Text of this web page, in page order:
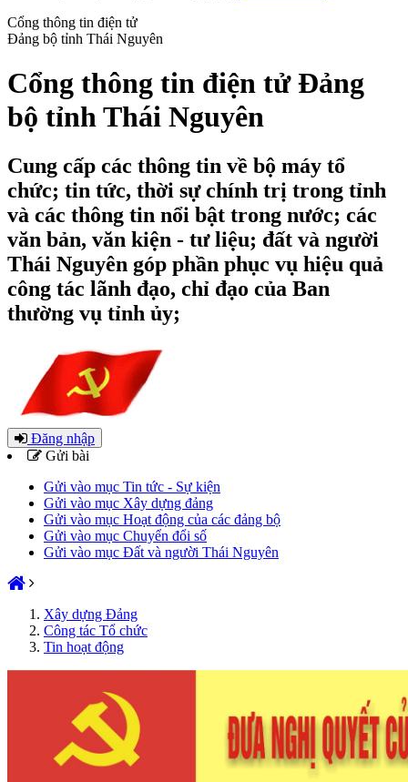
Cổng thông tin điện tử
Đảng bộ tỉnh Thái Nguyên
Cổng thông tin điện tử Đảng
bộ tỉnh Thái Nguyên
Cung cấp các thông tin về bộ máy tổ
chức; tin tức, thời sự chính trị trong tỉnh
và các thông tin nổi bật trong nước; các
văn bản, văn kiện - tư liệu; đất và người
Thái Nguyên góp phần phục vụ hiệu quả
công tác lãnh đạo, chỉ đạo của Ban
thường vụ tỉnh ủy;
Đăng nhập
Gửi bài
Gửi vào mục Tin tức - Sự kiện
Gửi vào mục Xây dựng đảng
Gửi vào mục Hoạt động của các đảng bộ
Gửi vào mục Chuyển đổi số
Gửi vào mục Đất và người Thái Nguyên
Xây dựng Đảng
Công tác Tổ chức
Tin hoạt động